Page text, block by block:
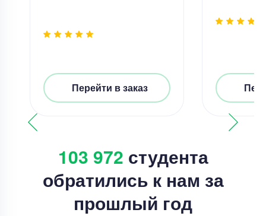
Перейти в заказ
103 972 студента
обратились к нам за
прошлый год